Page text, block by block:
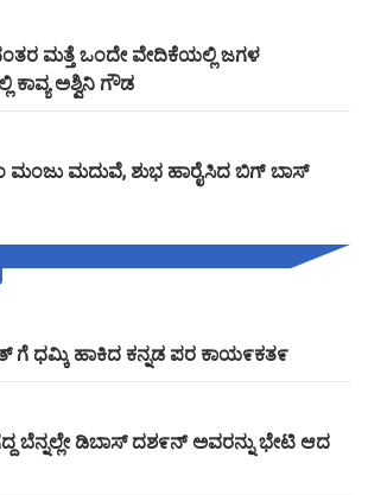
ಮತ್ತೆ ಒಂದೇ ವೇದಿಕೆಯಲ್ಲಿ ಜಗಳ
ಕಾವ್ಯ ಅಶ್ವಿನಿ ಗೌಡ
ಮಂಜು ಮದುವೆ, ಶುಭ ಹಾರೈಸಿದ ಬಿಗ್ ಬಾಸ್
ಗೆ ಧಮ್ಕಿ ಹಾಕಿದ ಕನ್ನಡ ಪರ ಕಾಯ೯ಕತ೯
ಬೆನ್ನಲ್ಲೇ ಡಿಬಾಸ್ ದಶ೯ನ್ ಅವರನ್ನು ಭೇಟಿ ಆದ